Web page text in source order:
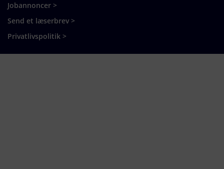
Jobannoncer >
Send et læserbrev >
Privatlivspolitik >